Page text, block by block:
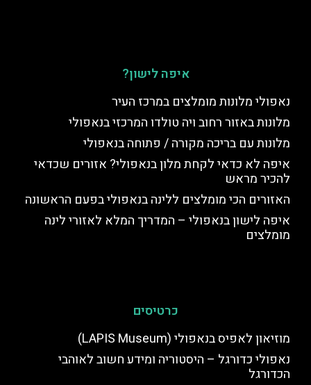
איפה לישון?
נאפולי מלונות מומלצים במרכז העיר
מלונות באזור רחוב ויה טולדו המרכזי בנאפולי
מלונות עם בריכה מקורה / פתוחה בנאפולי
איפה לא כדאי לקחת מלון בנאפולי? אזורים שכדאי
להכיר מראש
האזורים הכי מומלצים ללינה בנאפולי בפעם הראשונה
איפה לישון בנאפולי – המדריך המלא לאזורי לינה
מומלצים
כרטיסים
מוזיאון לאפיס בנאפולי (LAPIS Museum)
נאפולי כדורגל – היסטוריה ומידע חשוב לאוהבי
הכדורגל